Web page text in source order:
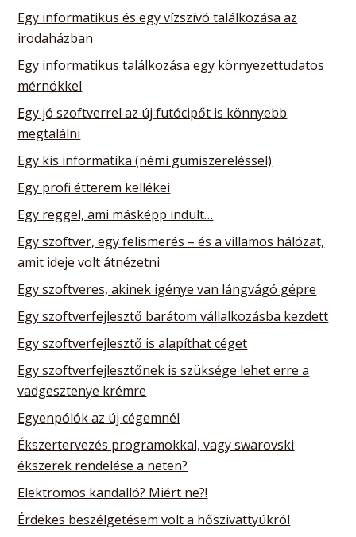
Egy informatikus és egy vízszívó találkozása az
irodaházban
Egy informatikus találkozása egy környezettudatos
mérnökkel
Egy jó szoftverrel az új futócipőt is könnyebb
megtalálni
Egy kis informatika (némi gumiszereléssel)
Egy profi étterem kellékei
Egy reggel, ami másképp indult…
Egy szoftver, egy felismerés – és a villamos hálózat,
amit ideje volt átnézetni
Egy szoftveres, akinek igénye van lángvágó gépre
Egy szoftverfejlesztő barátom vállalkozásba kezdett
Egy szoftverfejlesztő is alapíthat céget
Egy szoftverfejlesztőnek is szüksége lehet erre a
vadgesztenye krémre
Egyenpólók az új cégemnél
Ékszertervezés programokkal, vagy swarovski
ékszerek rendelése a neten?
Elektromos kandalló? Miért ne?!
Érdekes beszélgetésem volt a hőszivattyúkról